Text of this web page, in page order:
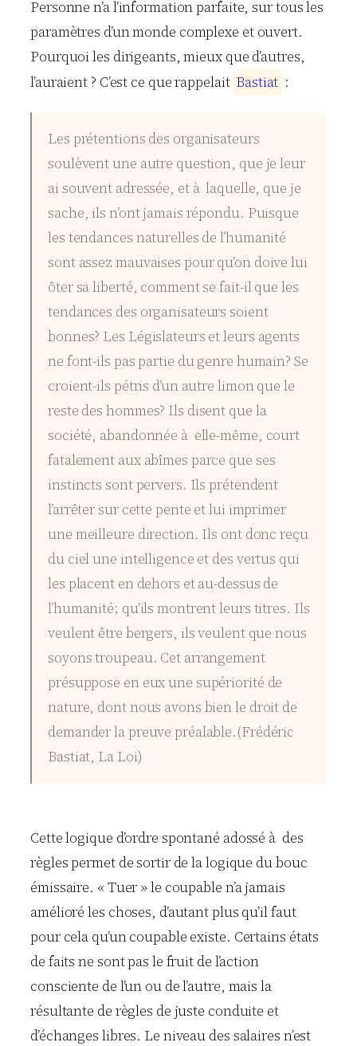
Personne n’a l’information parfaite, sur tous les
paramètres d’un monde complexe et ouvert.
Pourquoi les dirigeants, mieux que d’autres,
l’auraient ? C’est ce que rappelait Bastiat :
Les prétentions des organisateurs
soulèvent une autre question, que je leur
ai souvent adressée, et à laquelle, que je
sache, ils n’ont jamais répondu. Puisque
les tendances naturelles de l’humanité
sont assez mauvaises pour qu’on doive lui
ôter sa liberté, comment se fait-il que les
tendances des organisateurs soient
bonnes? Les Législateurs et leurs agents
ne font-ils pas partie du genre humain? Se
croient-ils pétris d’un autre limon que le
reste des hommes? Ils disent que la
société, abandonnée à elle-même, court
fatalement aux abîmes parce que ses
instincts sont pervers. Ils prétendent
l’arrêter sur cette pente et lui imprimer
une meilleure direction. Ils ont donc reçu
du ciel une intelligence et des vertus qui
les placent en dehors et au-dessus de
l’humanité; qu’ils montrent leurs titres. Ils
veulent être bergers, ils veulent que nous
soyons troupeau. Cet arrangement
présuppose en eux une supériorité de
nature, dont nous avons bien le droit de
demander la preuve préalable.(Frédéric
Bastiat, La Loi)
Cette logique d’ordre spontané adossé à des
règles permet de sortir de la logique du bouc
émissaire. « Tuer » le coupable n’a jamais
amélioré les choses, d’autant plus qu’il faut
pour cela qu’un coupable existe. Certains états
de faits ne sont pas le fruit de l’action
consciente de l’un ou de l’autre, mais la
résultante de règles de juste conduite et
d’échanges libres. Le niveau des salaires n’est